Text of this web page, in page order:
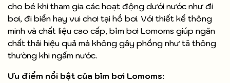
cho bé khi tham gia các hoạt động dưới nước như đi
bơi, đi biển hay vui chơi tại hồ bơi. Với thiết kế thông
minh và chất liệu cao cấp, bỉm bơi Lomoms giúp ngăn
chất thải hiệu quả mà không gây phồng như tã thông
thường khi ngấm nước.
Ưu điểm nổi bật của bỉm bơi Lomoms: